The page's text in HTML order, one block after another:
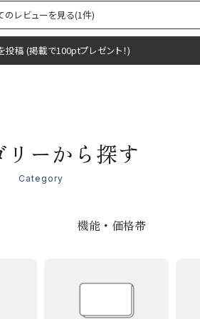
のレビューを見る(1件)
投稿 (掲載で100ptプレゼント！)
リーから探す
Category
機能・価格帯